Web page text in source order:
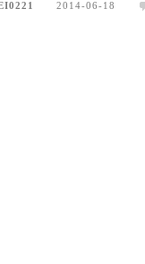
2014-06-18